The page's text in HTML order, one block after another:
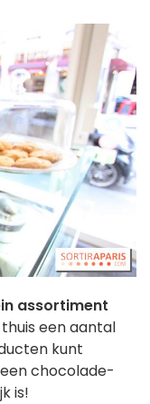
assortiment
een aantal
kunt
chocolade-
is!